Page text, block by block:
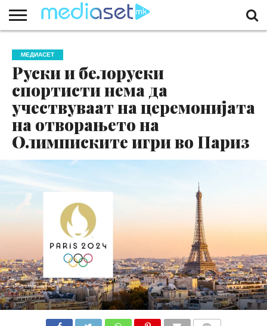
НАС
КОНТАКТ
МАРКЕТИНГ
ПОЧЕТНА
МЕДИАСЕТ
Руски и белоруски
спортисти нема да
учествуваат на церемонијата
на отворањето на
Олимписките игри во Париз